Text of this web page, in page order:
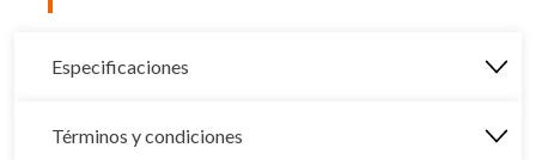
Especificaciones
Términos y condiciones